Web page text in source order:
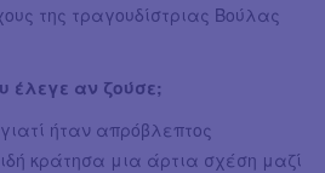
της τραγουδίστριας Βούλας
έλεγε αν ζούσε;
ήταν απρόβλεπτος
κράτησα μια άρτια σχέση μαζί